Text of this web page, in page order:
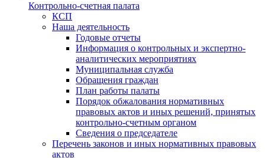
Контрольно-счетная палата
КСП
Наша деятельность
Годовые отчеты
Информация о контрольных и экспертно-
аналитических мероприятиях
Муниципальная служба
Обращения граждан
План работы палаты
Порядок обжалования нормативных
правовых актов и иных решений, принятых
контрольно-счетным органом
Сведения о председателе
Перечень законов и иных нормативных правовых
актов